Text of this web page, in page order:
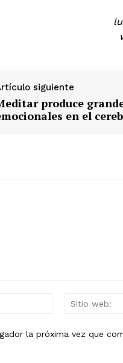
siguiente
produce
en el
Correo
la próxima vez que